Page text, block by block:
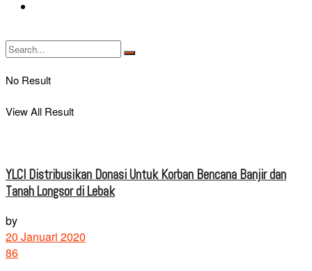
No Result
View All Result
YLCI Distribusikan Donasi Untuk Korban Bencana Banjir dan
Tanah Longsor di Lebak
by
20 Januari 2020
86